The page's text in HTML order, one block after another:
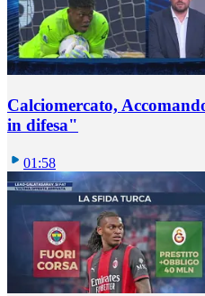
Calciomercato,
in difesa"
01:58